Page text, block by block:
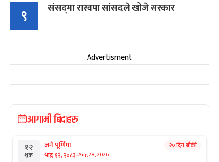
९ संसद्‍मा रास्वपा सांसदले खोजे सरकार
Advertisment
आगामी बिदाहरु
१२
शुक्र
जनै पूर्णिमा
भाद्र १२, २०८३-Aug 28, 2026
२० दिन बाँकी